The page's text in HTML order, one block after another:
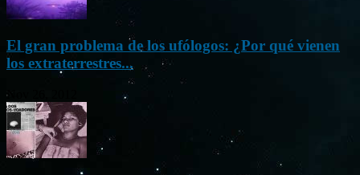
El gran problema de los ufólogos: ¿Por qué vienen
los extraterrestres...
Nov 26, 2012